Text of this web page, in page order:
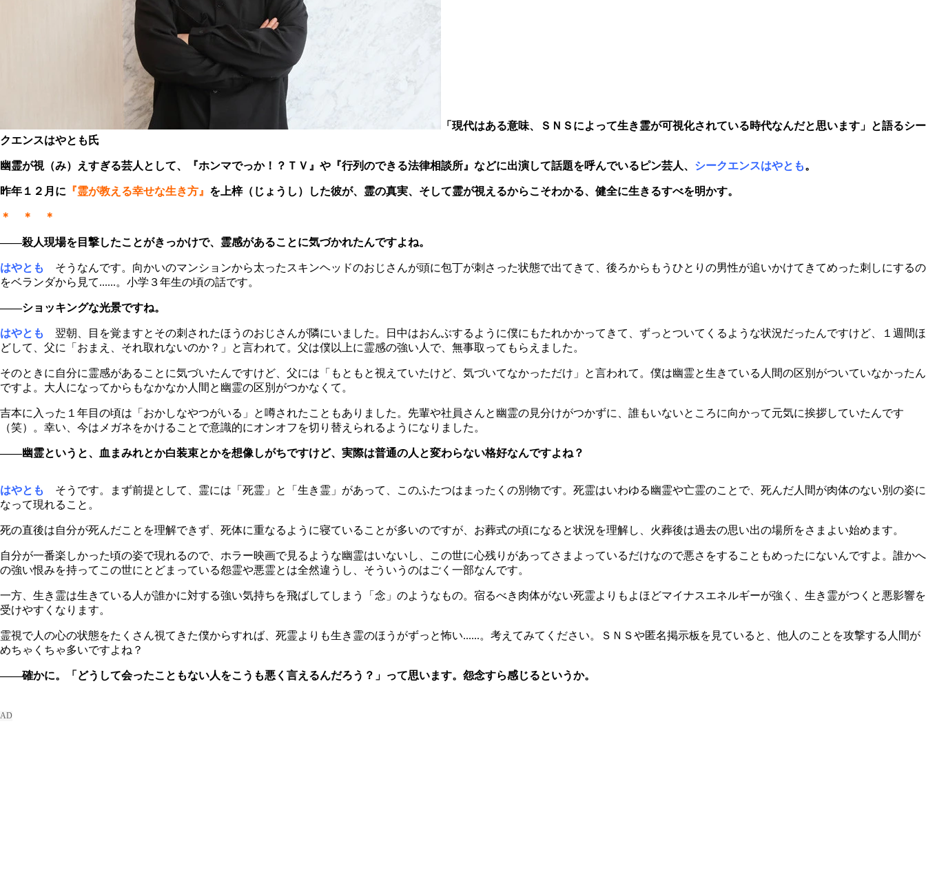
「現代はある意味、ＳＮＳによって生き霊が可視化されている時代なんだと思います」と語るシー
クエンスはやとも氏
幽霊が視（み）えすぎる芸人として、『ホンマでっか！？ＴＶ』や『行列のできる法律相談所』などに出演して話題を呼んでいるピン芸人、 シークエンスはやとも。
昨年１２月に 『霊が教える幸せな生き方』 を上梓（じょう し）した彼が、霊の真実、そして霊が視えるからこそわかる、健全に生きるすべを明かす。
＊ ＊ ＊
――殺人現場を目撃したことがきっかけで、霊感があることに気づかれたんですよね。
はやとも
そうなんです。向かいのマンションから太ったスキンヘッドのおじさんが頭に包丁が刺さった状態で出てきて、後ろからもうひとりの男性が追いかけてきてめった刺しにするの
をベランダから見て......。小学３年生の頃の話です。
――ショッキングな光景ですね。
はやとも
翌朝、目を覚ますとその刺されたほうのおじさんが隣にいました。日中はおんぶするように僕にもたれかかってきて、ずっとついてくるような状況だったんですけど、１週間ほ
どして、父に「おまえ、それ取れないのか？」と言われて。父は僕以上に霊感の強い人で、無事取ってもらえました。
そのときに自分に霊感があることに気づいたんですけど、父には「もともと視えていたけど、気づいてなかっただけ」と言われて。僕は幽霊と生きている人間の区別がついていなかったん
ですよ。大人になってからもなかなか人間と幽霊の区別がつかなくて。
吉本に入った１年目の頃は「おかしなやつがいる」と噂されたこともありました。先輩や社員さんと幽霊の見分けがつかずに、誰もいないところに向かって元気に挨拶していたんです
（笑）。幸い、今はメガネをかけることで意識的にオンオフを切り替えられるようになりました。
――幽霊というと、血まみれとか白装束とかを想像しがちですけど、実際は普通の人と変わらない格好なんですよね？
はやとも
そうです。まず前提として、霊には「死霊」と「生き霊」があって、このふたつはまったくの別物です。死霊はいわゆる幽霊や亡霊のことで、死んだ人間が肉体のない別の姿に
なって現れること。
死の直後は自分が死んだことを理解できず、死体に重なるように寝ていることが多いのですが、お葬式の頃になると状況を理解し、火葬後は過去の思い出の場所をさまよい始めます。
自分が一番楽しかった頃の姿で現れるので、ホラー映画で見るような幽霊はいないし、この世に心残りがあってさまよっているだけなので悪さをすることもめったにないんですよ。誰かへ
の強い恨みを持ってこの世にとどまっている怨霊や悪霊とは全然違うし、そういうのはごく一部なんです。
一方、生き霊は生きている人が誰かに対する強い気持ちを飛ばしてしまう「念」のようなもの。宿るべき肉体がない死霊よりもよほどマイナスエネルギーが強く、生き霊がつくと悪影響を
受けやすくなります。
霊視で人の心の状態をたくさん視てきた僕からすれば、死霊よりも生き霊のほうがずっと怖い......。考えてみてください。ＳＮＳや匿名掲示板を見ていると、他人のことを攻撃する人間が
めちゃくちゃ多いですよね？
――確かに。「どうして会ったこともない人をこうも悪く言えるんだろう？」って思います。怨念すら感じるというか。